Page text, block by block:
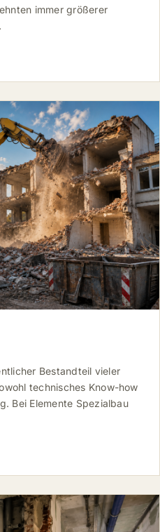
immer größerer
Bestandteil vieler
technisches Know-how
Bei Elemente Spezialbau